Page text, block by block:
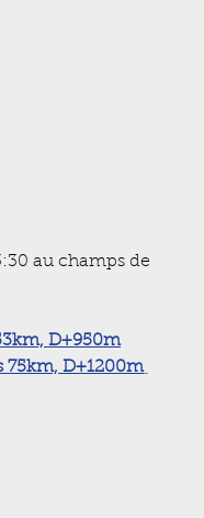
au champs de
D+950m
75km, D+1200m